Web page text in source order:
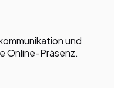
und
Online-Präsenz.